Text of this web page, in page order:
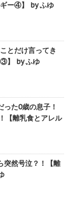
ー④】 by ふゆ
とだけ言ってき
③】 by ふゆ
た0歳の息子！
【離乳食とアレル
突然号泣？！【離